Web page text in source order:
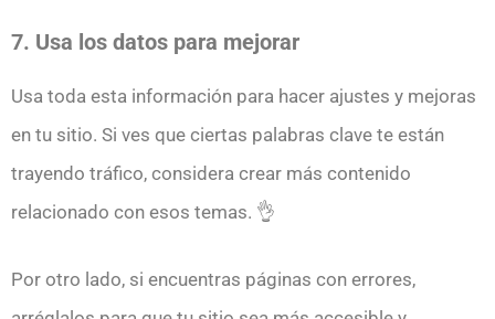
7. Usa los datos para mejorar
Usa toda esta información para hacer ajustes y mejoras
en tu sitio. Si ves que ciertas palabras clave te están
trayendo tráfico, considera crear más contenido
relacionado con esos temas. 👌
Por otro lado, si encuentras páginas con errores,